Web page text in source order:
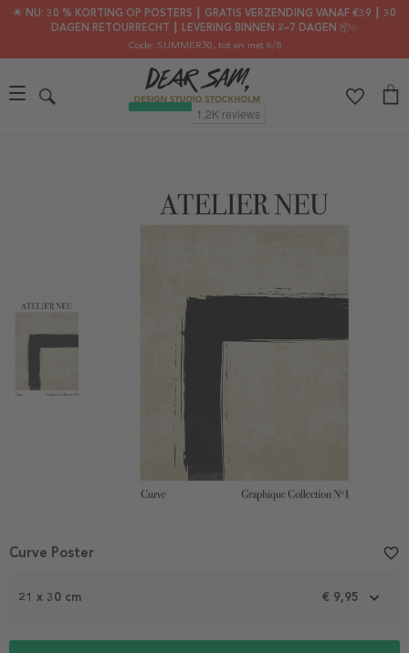
🌟 NU: 30 % KORTING OP POSTERS ┃ GRATIS VERZENDING VANAF €39 ┃ 30
DAGEN RETOURRECHT ┃ LEVERING BINNEN 2–7 DAGEN 📦✨
Code: SUMMER30, tot en met 6/8
21 x 30 cm € 9,95
Curve Poster favorite_border